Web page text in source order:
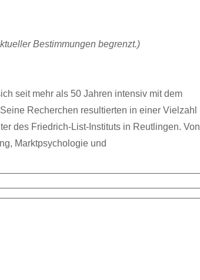
Bestimmungen begrenzt.)
seit mehr als 50 Jahren intensiv mit dem
Recherchen resultierten in einer Vielzahl
des Friedrich-List-Instituts in Reutlingen. Von
Marktpsychologie und